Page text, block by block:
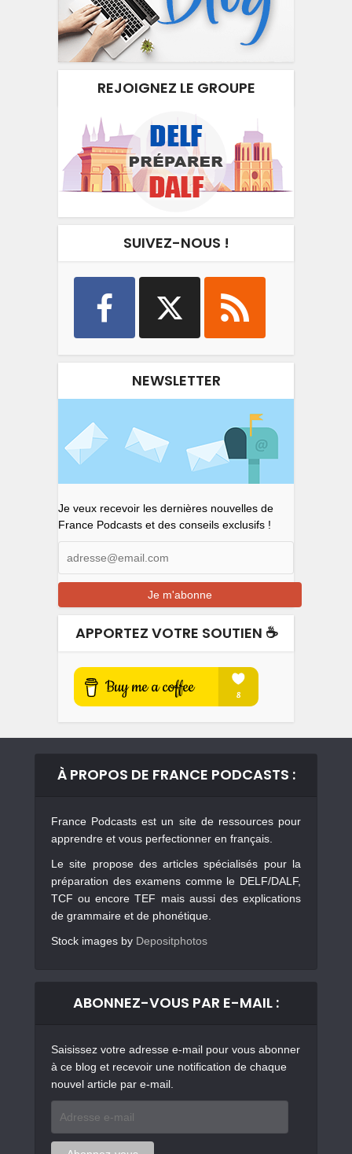
REJOIGNEZ LE GROUPE
SUIVEZ-NOUS !
NEWSLETTER
Je veux recevoir les dernières nouvelles de
France Podcasts et des conseils exclusifs !
APPORTEZ VOTRE SOUTIEN ☕️
À PROPOS DE FRANCE PODCASTS :
France Podcasts est un site de ressources pour
apprendre et vous perfectionner en français.
Le site propose des articles spécialisés pour la
préparation des examens comme le DELF/DALF,
TCF ou encore TEF mais aussi des explications
de grammaire et de phonétique.
Stock images by Depositphotos
ABONNEZ-VOUS PAR E-MAIL :
Saisissez votre adresse e-mail pour vous abonner
à ce blog et recevoir une notification de chaque
nouvel article par e-mail.
mail